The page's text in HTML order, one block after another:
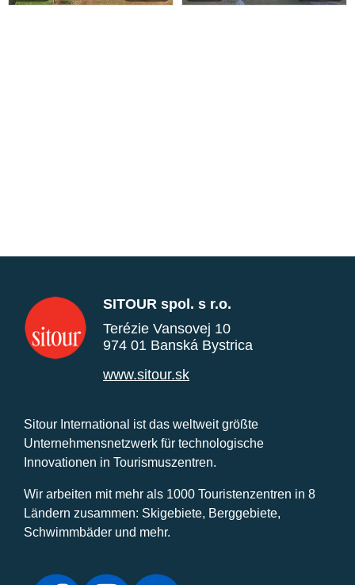
SITOUR spol. s r.o.
Terézie Vansovej 10
974 01 Banská Bystrica
www.sitour.sk
Sitour International ist das weltweit größte
Unternehmensnetzwerk für technologische
Innovationen in Tourismuszentren.
Wir arbeiten mit mehr als 1000 Touristenzentren in 8
Ländern zusammen: Skigebiete, Berggebiete,
Schwimmbäder und mehr.